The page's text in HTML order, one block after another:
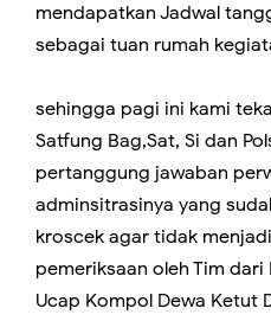
mendapatkan Jadwal
sebagai tuan rumah
sehingga pagi ini kami
Satfung Bag,Sat, Si dan
pertanggung jawaban
adminsitrasinya yang
kroscek agar tidak
pemeriksaan oleh Tim dari
Ucap Kompol Dewa Ketut